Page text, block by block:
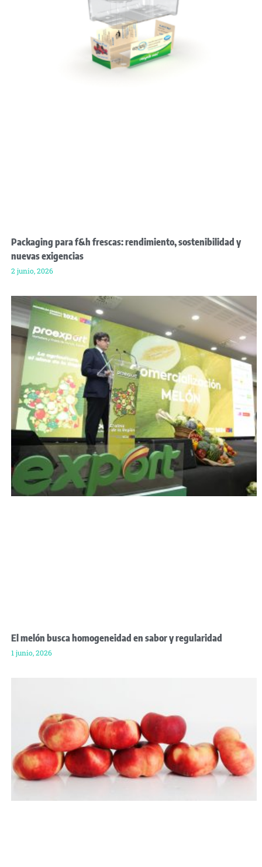
Packaging para f&h frescas: rendimiento, sostenibilidad y
nuevas exigencias
2 junio, 2026
El melón busca homogeneidad en sabor y regularidad
1 junio, 2026